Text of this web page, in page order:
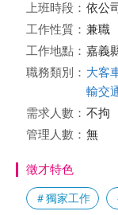
上班時段： 依公
工作性質： 兼職
工作地點： 嘉義
職務類別： 大客
輸交
需求人數： 不拘
管理人數： 無
徵才特色
＃獨家工作